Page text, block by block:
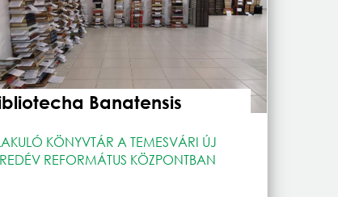
Banatensis
KÖNYVTÁR A TEMESVÁRI ÚJ
REFORMÁTUS KÖZPONTBAN